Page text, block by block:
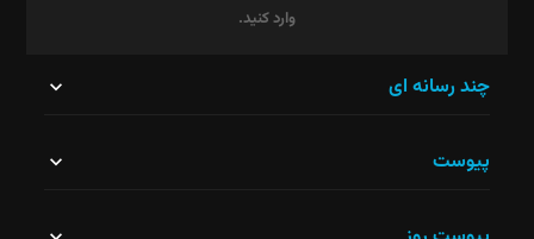
وارد کنید.
نباید
چند رسانه ای
پیوست